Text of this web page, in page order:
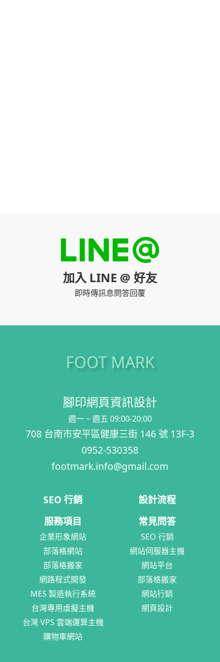
加入 LINE @ 好友
即時傳訊息問答回覆
FOOT MARK
腳印網頁資訊設計
週一 ~ 週五 09:00-20:00
708 台南市安平區健康三街 146 號 13F-3
0952-530358
footmark.info@gmail.com
SEO 行銷
服務項目
企業形象網站
部落格網站
部落格搬家
網路程式開發
MES 製造執行系統
台灣專用虛擬主機
台灣 VPS 雲端運算主機
購物車網站
設計流程
常見問答
SEO 行銷
網站伺服器主機
網站平台
部落格搬家
網站行銷
網頁設計